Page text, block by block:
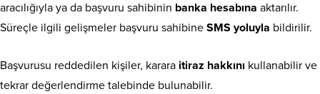
aracılığıyla ya da başvuru sahibinin banka hesabına aktarılır.
Süreçle ilgili gelişmeler başvuru sahibine SMS yoluyla bildirilir.
Başvurusu reddedilen kişiler, karara itiraz hakkını kullanabilir ve
tekrar değerlendirme talebinde bulunabilir.